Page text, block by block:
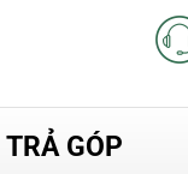
TRẢ GÓP